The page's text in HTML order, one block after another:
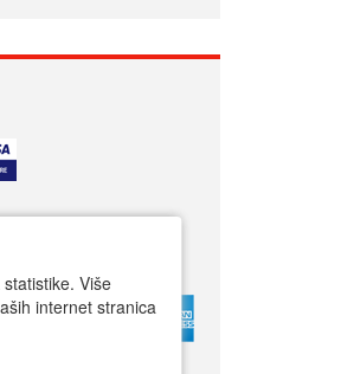
Više
internet stranica